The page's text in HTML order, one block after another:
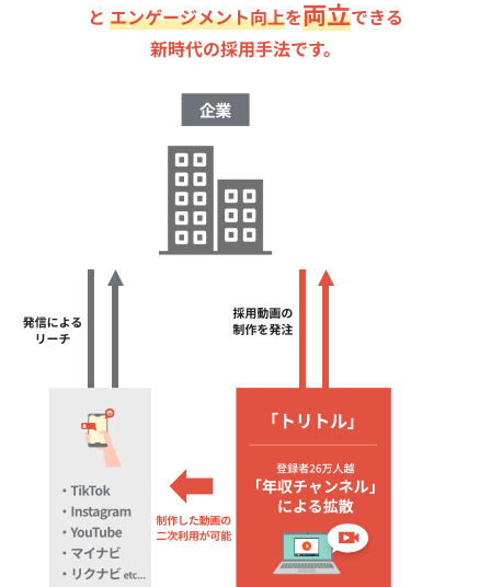
と エンゲージメント向上を両立できる
新時代の採用手法です。